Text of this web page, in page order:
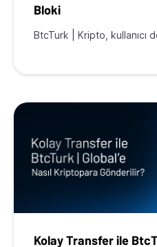
Bloki
BtcTurk | Kripto, kullanıcı
Kolay Transfer ile